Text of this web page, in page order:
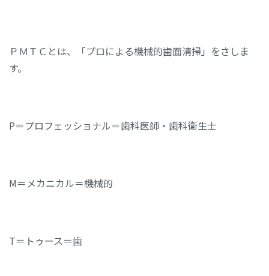
ＰＭＴＣとは、「プロによる機械的歯面清掃」をさしま
す。
P＝プロフェッショナル＝歯科医師・歯科衛生士
M＝メカニカル＝機械的
T＝トゥース＝歯